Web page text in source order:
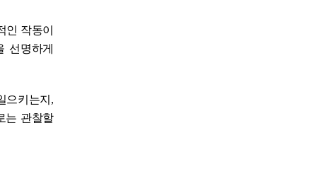
작동이
선명하게
키는지 ,
는 관찰할